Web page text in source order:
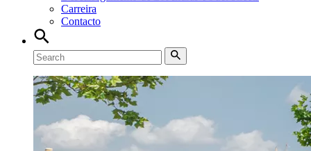
Carreira
Contacto